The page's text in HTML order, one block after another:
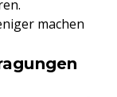
machen